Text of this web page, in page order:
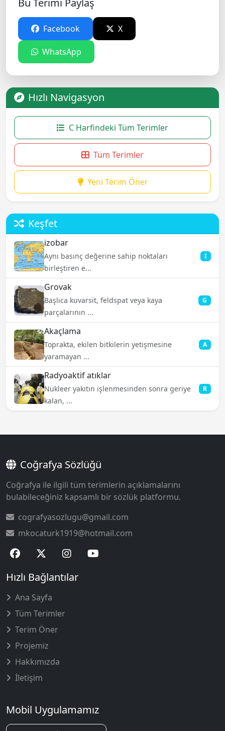
Bu Terimi Paylaş
Facebook X
WhatsApp
Hızlı Navigasyon
C Harfindeki Tüm Terimler
Tüm Terimler
Yeni Terim Öner
Keşfet
izobar
Aynı basınç değerine sahip noktaları
birleştiren e...
I
Grovak
Başlıca kuvarsit, feldspat veya kaya
parçalarının ...
G
Akaçlama
Toprakta, ekilen bitkilerin yetişmesine
yaramayan ...
A
Radyoaktif atıklar
Nükleer yakıtın işlenmesinden sonra geriye
kalan, ...
R
Coğrafya Sözlüğü
Coğrafya ile ilgili tüm terimlerin açıklamalarını
bulabileceğiniz kapsamlı bir sözlük platformu.
cografyasozlugu@gmail.com
mkocaturk1919@hotmail.com
Hızlı Bağlantılar
Ana Sayfa
Tüm Terimler
Terim Öner
Projemiz
Hakkımızda
İletişim
Mobil Uygulamamız